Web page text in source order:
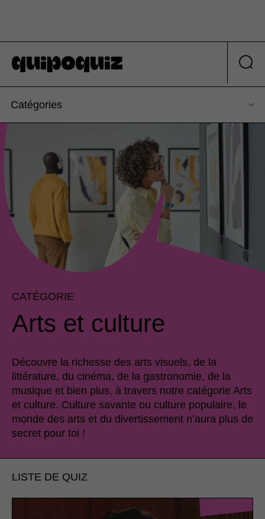
Catégories
CATÉGORIE
Arts et culture
Découvre la richesse des arts visuels, de la
littérature, du cinéma, de la gastronomie, de la
musique et bien plus, à travers notre catégorie Arts
et culture. Culture savante ou culture populaire, le
monde des arts et du divertissement n’aura plus de
secret pour toi !
LISTE DE QUIZ